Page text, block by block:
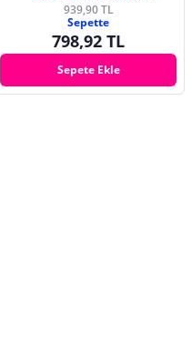
939,90 TL
Sepette
798,92 TL
Sepete Ekle